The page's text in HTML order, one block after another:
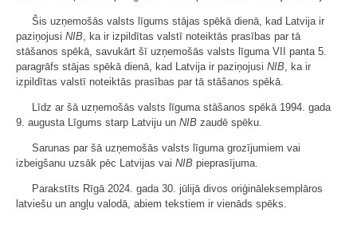
Šis uzņemošās valsts līgums stājas spēkā dienā, kad Latvija ir
paziņojusi NIB, ka ir izpildītas valstī noteiktās prasības par tā
stāšanos spēkā, savukārt šī uzņemošās valsts līguma VII panta 5.
paragrāfs stājas spēkā dienā, kad Latvija ir paziņojusi NIB, ka ir
izpildītas valstī noteiktās prasības par tā stāšanos spēkā.
Līdz ar šā uzņemošās valsts līguma stāšanos spēkā 1994. gada
9. augusta Līgums starp Latviju un NIB zaudē spēku.
Sarunas par šā uzņemošās valsts līguma grozījumiem vai
izbeigšanu uzsāk pēc Latvijas vai NIB pieprasījuma.
Parakstīts Rīgā 2024. gada 30. jūlijā divos oriģināleksemplāros
latviešu un angļu valodā, abiem tekstiem ir vienāds spēks.